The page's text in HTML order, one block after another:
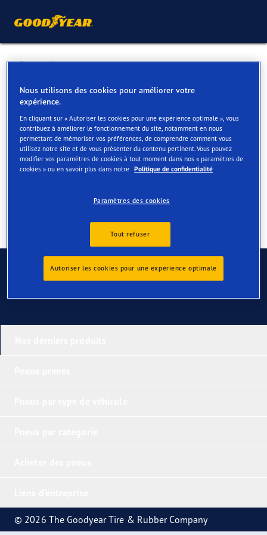
Retour liste
DELORGE BVBA
Services disponibles en ligne et en magasin
Contact Services
Contactez-nous
© 2026 The Goodyear Tire & Rubber Company
Nous utilisons des cookies pour améliorer votre
expérience.
En cliquant sur « Autoriser les cookies pour une expérience optimale », vous
contribuez à améliorer le fonctionnement du site, notamment en nous
permettant de mémoriser vos préférences, de comprendre comment vous
utilisez notre site et de vous présenter du contenu pertinent. Vous pouvez
modifier vos paramètres de cookies à tout moment dans nos « paramètres de
cookies » ou en savoir plus dans notre Politique de confidentialité
Paramètres des cookies
Tout refuser
Autoriser les cookies pour une expérience optimale